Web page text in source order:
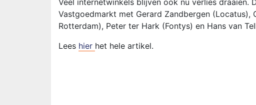
Veel internetwinkels blijven ook nu verlies draaien.
Vastgoedmarkt met Gerard Zandbergen (Locatus),
Rotterdam), Peter ter Hark (Fontys) en Hans van
Lees hier het hele artikel.